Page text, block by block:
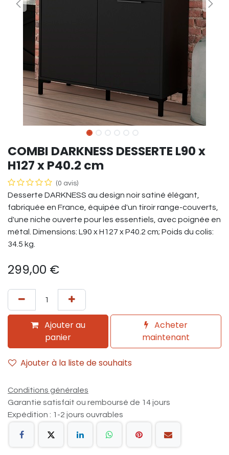
COMBI DARKNESS DESSERTE L90 x
H127 x P40.2 cm
(0 avis)
Desserte DARKNESS au design noir satiné élégant,
fabriquée en France, équipée d'un tiroir range-couverts,
d'une niche ouverte pour les essentiels, avec poignée en
métal. Dimensions: L90 x H127 x P40.2 cm; Poids du colis:
34.5 kg.
299,00 €
Ajouter au
panier
Acheter
maintenant
Ajouter à la liste de souhaits
Conditions générales
Garantie satisfait ou remboursé de 14 jours
Expédition : 1-2 jours ouvrables